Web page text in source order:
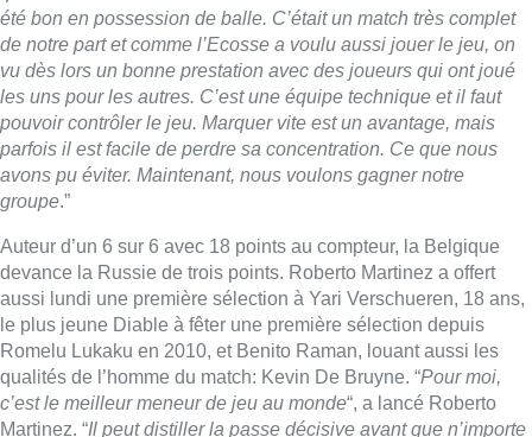
été bon en possession de balle. C’était un match très complet
de notre part et comme l’Ecosse a voulu aussi jouer le jeu, on
vu dès lors un bonne prestation avec des joueurs qui ont joué
les uns pour les autres. C’est une équipe technique et il faut
pouvoir contrôler le jeu. Marquer vite est un avantage, mais
parfois il est facile de perdre sa concentration. Ce que nous
avons pu éviter. Maintenant, nous voulons gagner notre
groupe.”
Auteur d’un 6 sur 6 avec 18 points au compteur, la Belgique
devance la Russie de trois points. Roberto Martinez a offert
aussi lundi une première sélection à Yari Verschueren, 18 ans,
le plus jeune Diable à fêter une première sélection depuis
Romelu Lukaku en 2010, et Benito Raman, louant aussi les
qualités de l’homme du match: Kevin De Bruyne. “Pour moi,
c’est le meilleur meneur de jeu au monde“, a lancé Roberto
Martinez. “Il peut distiller la passe décisive avant que n’importe